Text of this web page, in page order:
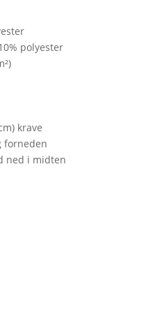
polyester
krave
forneden
ned i midten